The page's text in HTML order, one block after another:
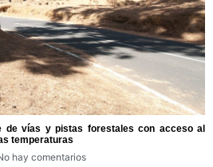
de vías y pistas forestales con acceso al
temperaturas
hay comentarios